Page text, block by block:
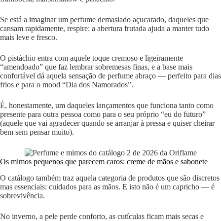
Se está a imaginar um perfume demasiado açucarado, daqueles que
cansam rapidamente, respire: a abertura frutada ajuda a manter tudo
mais leve e fresco.
O pistáchio entra com aquele toque cremoso e ligeiramente
“amendoado” que faz lembrar sobremesas finas, e a base mais
confortável dá aquela sensação de perfume abraço — perfeito para dias
frios e para o mood “Dia dos Namorados”.
É, honestamente, um daqueles lançamentos que funciona tanto como
presente para outra pessoa como para o seu próprio “eu do futuro”
(aquele que vai agradecer quando se arranjar à pressa e quiser cheirar
bem sem pensar muito).
Os mimos pequenos que parecem caros: creme de mãos e sabonete
O catálogo também traz aquela categoria de produtos que são discretos
mas essenciais: cuidados para as mãos. E isto não é um capricho — é
sobrevivência.
No inverno, a pele perde conforto, as cutículas ficam mais secas e